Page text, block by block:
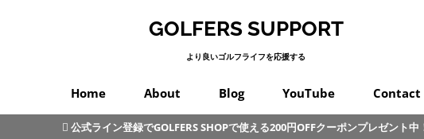
GOLFERS SUPPORT
より良いゴルフライフを応援する
Home About Blog
スイング
プロゴルフ
オンコース
パッティング
カラダ
クラブ
練習
初心者
その他
YouTube Contact
公式ライン登録でGOLFERS SHOPで使える200円OFFクーポンプレゼント中